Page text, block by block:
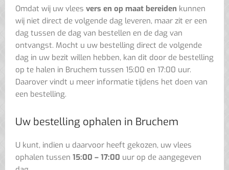
Omdat wij uw vlees vers en op maat bereiden kunnen
wij niet direct de volgende dag leveren, maar zit er een
dag tussen de dag van bestellen en de dag van
ontvangst. Mocht u uw bestelling direct de volgende
dag in uw bezit willen hebben, kan dit door de bestelling
op te halen in Bruchem tussen 15:00 en 17:00 uur.
Daarover vindt u meer informatie tijdens het doen van
een bestelling.
Uw bestelling ophalen in Bruchem
U kunt, indien u daarvoor heeft gekozen, uw vlees
ophalen tussen 15:00 – 17:00 uur op de aangegeven